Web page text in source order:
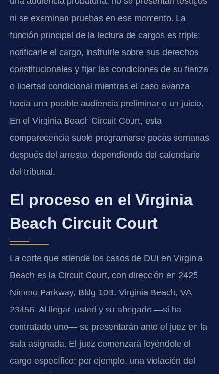
ni se examinan pruebas en ese momento. La
función principal de la lectura de cargos es triple:
notificarle el cargo, instruirle sobre sus derechos
constitucionales y fijar las condiciones de su fianza
o libertad condicional mientras el caso avanza
hacia una posible audiencia preliminar o un juicio.
En el Virginia Beach Circuit Court, esta
comparecencia suele programarse pocas semanas
después del arresto, dependiendo del calendario
del tribunal.
El proceso en el Virginia
Beach Circuit Court
La corte que atiende los casos de DUI en Virginia
Beach es la Circuit Court, con dirección en 2425
Nimmo Parkway, Bldg 10B, Virginia Beach, VA
23456. Al llegar, usted y su abogado —si ha
contratado uno— se presentarán ante el juez en la
sala asignada. El juez comenzará leyéndole el
cargo específico: por ejemplo, una violación del